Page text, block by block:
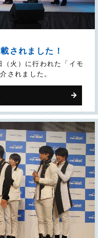
されました！
（火）に行われた「イモ
されました。